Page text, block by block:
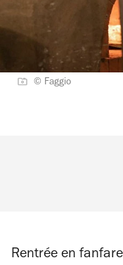
© Faggio
Rentrée en